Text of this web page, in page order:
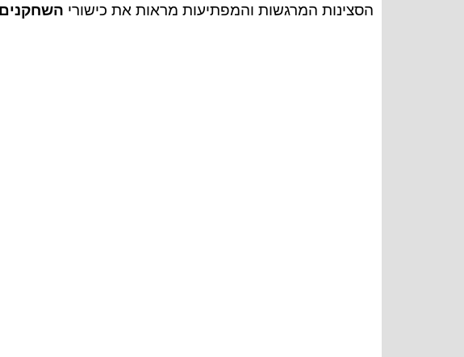
הסצינות המרגשות והמפתיעות מראות את כישורי השחקנים